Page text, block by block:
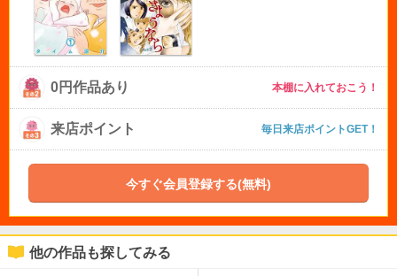
0円作品あり 本棚に入れておこう！
来店ポイント 毎日来店ポイントGET！
今すぐ会員登録する(無料)
他の作品も探してみる